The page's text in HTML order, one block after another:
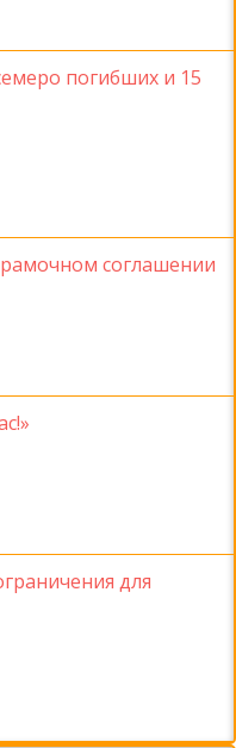
погибших и 15
соглашении
для